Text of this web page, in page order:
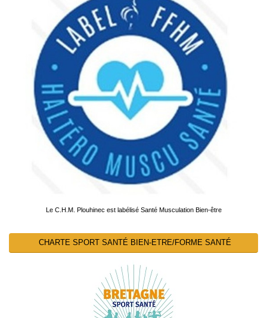
Le C.H.M. Plouhinec est labélisé Santé Musculation Bien-être
CHARTE SPORT SANTÉ BIEN-ETRE/FORME SANTÉ